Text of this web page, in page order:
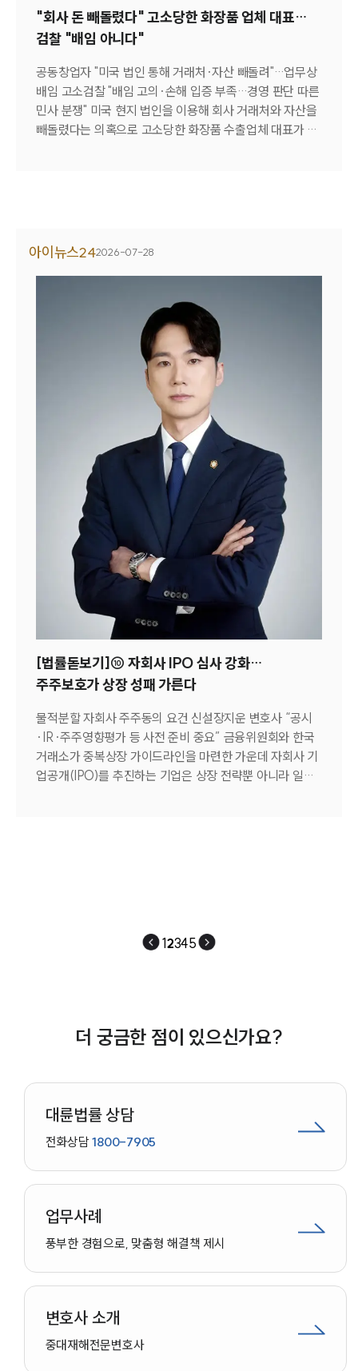
연결되어 있는 만큼, 특정 자산 하나만을 독립적으로 검토
하기보다는 전체 자산 구조 안에서 포괄적이고 유기적으로
살펴보는 접근이 필요하다. 안정적인 한국 정착을 원한다면
최소 6개월에서 1년 전부터 자산 현황을 정리하고 장기적인
자산 이전 계획을 점검하는 것이 바람직하다. 이동오 기자
(canon35@mt.co.kr) [기사전문보기] 성공적인 역이민
을 위한 크로스보더 자산 관리 전략은? (바로가기)
니 단순한 사후 가담이나 방조가 아니냐는 주장 역시 법원
에서는 철저히 배척된다. 보이스피싱 조직은 수사기관의 추
장으로 분산 이체하거나 정상적인 거래를 가장하는 자금 세
탁 과정을 반드시 거친다. 통상적으로 범죄 조직은 자금 세
탁 담당자를 미리 확보한 뒤에야 기망행위, 즉 실제 범행에
착수한다. 따라서 법원은 수거책이나 세탁책의 행위는 범행
자가 최근에 진행한 사건 중 보이스피싱 피해금을 자신의
능 여부를 테스트하고 텔레그램을 통한 윗선의 세세한 지시
와 엄격한 동선 통제하에 이체증을 보고했다. 재판 과정에
서 피고인은 범행을 공모한 적이 없으므로 사후공범 내지
단순 방조범에 불과하다고 항변했다. 나아가 입금된 돈이
범죄수익인 줄 전혀 몰랐으며 적법한 재산으로 가장할 목적
도 없었다며 혐의를 완강히 부인했다. 그러나 법원의 판단
은 단호했다. 법원은 피고인이 수행한 자금 세탁 행위가 보
이스피싱 범행의 완성과 이익 실현에 반드시 필요한 본질적
기여에 해당한다고 보며 사기죄의 공동정범으로 인정했다.
또한 피고인이 은밀히 지시를 받고 업무 난이도에 비해 지
나치게 고액의 보수를 받은 것과 함께 스스로도 보이스피싱
자금임을 의심했던 점 등을 종합하여 피고인에게 사회통념
상 해당 자금이 불법 자금임을 충분히 인지한 미필적 고의
가 있었다고 판단했다. 이를 바탕으로 법원은 피고인이 범
죄수익이라는 점을 명확히 인식하고 이를 가장할 목적이 있
었다고 보아 유죄를 선고했다. 법무법인 대륜 임다온 변호
사는 “이처럼 단순한 고액 알바인 줄 알고 뛰어들었다 하더
라도 수사기관과 법원은 보이스피싱 범죄의 특성과 해악을
고려해 말단 수거책이나 세탁책에게도 미필적 고의의 법리
를 엄격하게 적용하고 있다.”며 “예기치 않게 사건에 연루
되었다면 무작정 억울함만 호소하며 자신도 피해자라는 식
의 원론적인 대처에 머무르는 것은 매우 위험하다.” 고 전했
다. 이어 “범죄 수익금을 다루고 있다는 점을 의심하기 충분
한 정황들 속에서 감정적인 부인은 오히려 반성하지 않는
태도로 비쳐 가중처벌의 빌미가 될 수 있다. 따라서 사건 초
"회사 돈 빼돌렸다" 고소당한 화장품 업체 대표…
검찰 "배임 아니다"
공동창업자 "미국 법인 통해 거래처·자산 빼돌려"…업무상
배임 고소검찰 "배임 고의·손해 입증 부족…경영 판단 따른
민사 분쟁" 미국 현지 법인을 이용해 회사 거래처와 자산을
빼돌렸다는 의혹으로 고소당한 화장품 수출업체 대표가 검
으로 이전하고, 판매대금을 회사에 지급하지 않아 손해를
끼친 혐의로 고소됐다.이에 대해 A씨는 미국 법인은 해외
조였으며, 거래처 이관 역시 기존 바이어와의 계약을 유지
하기 위한 경영상 판단이었다고 반박했다.또 판매대금이 지
급되지 않은 것은 미국 현지 창고에 보관 중인 재고가 판매
되지 않아 정산이 늦어진 것일 뿐 회사 자산을 유용하거나
빼돌린 사실은 없다고 주장했다.검찰은 수사 결과 A씨의
업무상배임 혐의를 인정하기 어렵다고 판단했다.검찰은 거
래 구조 변경과 판매대금 미지급 사실만으로는 회사에 손해
를 끼치려는 배임의 고의를 인정하기 어렵고, 회사 재산을
사적으로 취득하거나 회사에 손해를 입혔다는 점을 뒷받침
할 객관적인 증거도 부족하다고 봤다.아울러 이번 사건은
공동사업 과정에서 발생한 사업 운영과 정산을 둘러싼 갈등
으로, 형사사건보다는 민사상 분쟁의 성격이 강하다고 판단
해 A씨를 불기소 처분했다.A씨를 대리한 법무법인 대륜의
서봉하 변호사는 "해외 법인을 활용한 수출 사업은 국내 법
인과 현지 법인 간 거래 구조가 복잡해 경영상 판단이 형사
분쟁으로 이어지는 사례가 적지 않다"며 "이번 사건은 미국
법인 설립 경위와 실제 거래 구조, 재고 관리 과정 등을 객
관적 자료로 소명해 경영상 판단과 업무상배임은 구별돼야
heygong00@kyeonggi.com [기사전문보기] "회사 돈 빼
돌렸다" 고소당한 화장품 업체 대표…검찰 "배임 아니다"
아이뉴스242026-07-28
[법률돋보기]⑩ 자회사 IPO 심사 강화…
주주보호가 상장 성패 가른다
물적분할 자회사 주주동의 요건 신설장지운 변호사 “공시
·IR·주주영향평가 등 사전 준비 중요” 금융위원회와 한국
거래소가 중복상장 가이드라인을 마련한 가운데 자회사 기
업공개(IPO)를 추진하는 기업은 상장 전략뿐 아니라 일반
업이 분리되면서 기업가치가 희석되는 이른바 ‘모회사 디스
이드라인은 중복상장을 일률적으로 제한하기보다 ‘원칙 금
지, 예외 허용’ 원칙을 제시했다. 물적분할로 설립된 자회사
주주의 동의를 사실상 받아야 한다. 최대주주와 특수관계인
식 총수의 4분의 1 이상 동의를 모두 충족해야 한다.반면 물
적분할이 아닌 일반 자회사는 주주동의가 권고사항으로 운
면제된다.장 변호사는 기업이 자회사 상장이 모회사와 일반
주주에게 미칠 영향을 충분히 검토하고, 그 과정과 판단 근
와 자사주 소각, 자회사 주식 현물배당 등이 일반주주 보호
와 충실한 공시도 거래소 심사에서 긍정적으로 평가받을 수
있다는 설명이다.한국거래소는 앞으로 자회사의 독립성과
투자자 보호 수준을 중심으로 심사를 강화할 것으로 예상된
12345
더 궁금한 점이 있으신가요?
대륜법률 상담
전화상담1800-7905
업무사례
풍부한 경험으로, 맞춤형 해결책 제시
변호사 소개
중대재해전문변호사